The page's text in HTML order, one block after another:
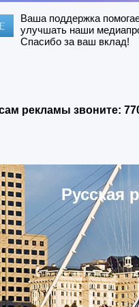
Ваша поддержка
улучшать наши
Спасибо за ваш вклад!
рекламы звоните:
Русская